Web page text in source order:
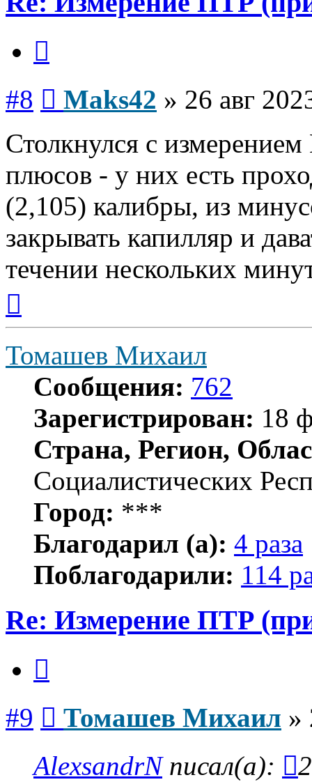
#8 Maks42 » 26 авг
Столкнулся с
плюсов - у них есть
(2,105) калибры, из
закрывать капилляр и
течении нескольких
началу
Томашев Михаил
Сообщения: 762
Зарегистрирован: 18
Страна, Регион,
Социалистических
Город: ***
Благодарил (а): 4 раза
Поблагодарили: 114
Re: Измерение ПТР
#9 Томашев Михаил »
AlexsandrNписал(а):